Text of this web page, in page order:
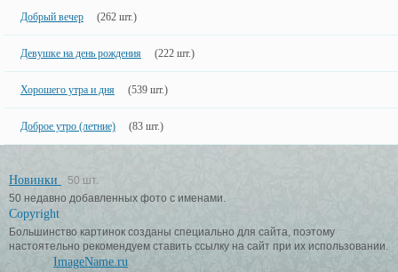
Добрый вечер (262 шт.)
Девушке на день рождения (222 шт.)
Хорошего утра и дня (539 шт.)
Доброе утро (летние) (83 шт.)
Новинки
50 шт.
50 недавно добавленных фото с именами.
Copyright
Большинство картинок созданы специально для сайта, поэтому
настоятельно рекомендуем ставить ссылку на сайт при их использовании.
ImageName.ru